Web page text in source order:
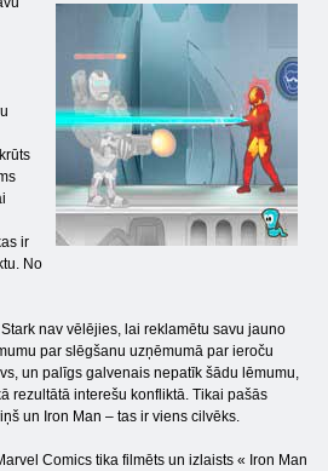
ir
No
nav vēlējies, lai reklamētu savu jauno
par slēgšanu uzņēmumā par ieroču
un palīgs galvenais nepatīk šādu lēmumu,
rezultātā interešu konfliktā. Tikai pašās
un Iron Man – tas ir viens cilvēks.
Comics tika filmēts un izlaists « Iron Man